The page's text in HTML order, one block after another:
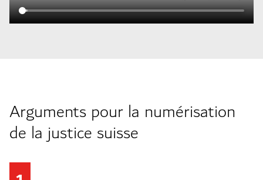
Arguments pour la numérisation
de la justice suisse